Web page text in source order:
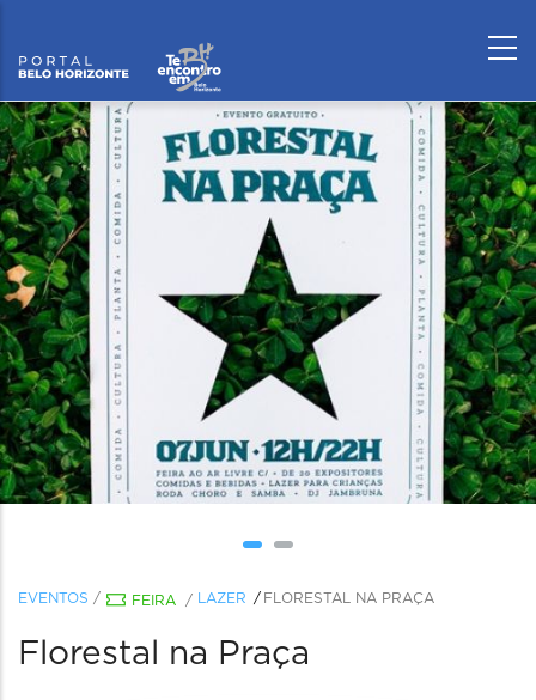
EVENTOS / FEIRA / LAZER FLORESTAL NA PRAÇA
Florestal na Praça